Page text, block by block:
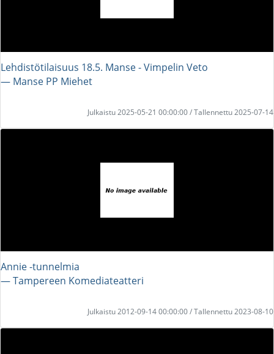
Lehdistötilaisuus 18.5. Manse - Vimpelin Veto
― Manse PP Miehet
Julkaistu 2025-05-21 00:00:00 / Tallennettu 2025-07-14
Annie -tunnelmia
― Tampereen Komediateatteri
Julkaistu 2012-09-14 00:00:00 / Tallennettu 2023-08-10